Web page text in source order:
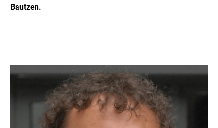
Bautzen.